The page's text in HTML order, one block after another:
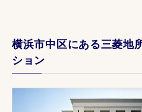
横浜市中区にある三菱地
ション